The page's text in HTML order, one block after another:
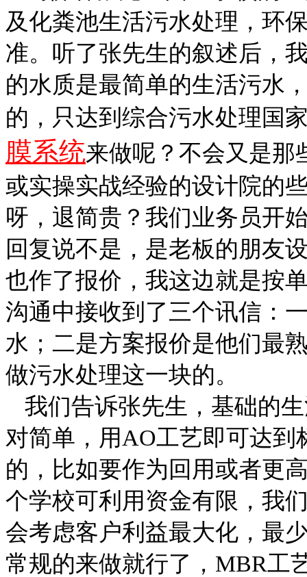
及化粪池生活污水处理，环
准。听了张先生的叙述后，
的水质是最简单的生活污水
的，只达到综合污水处理国
膜系统来做呢？不会又是那
或实操实战经验的设计院的
呀，退简贵？我们业务员开
回复说不是，是老板的朋友
也作了报价，我这边就是按
沟通中接收到了三个讯信：
水；二是方案报价是他们最
做污水处理这一块的。
我们告诉张先生，基础的
对简单，用 AO工艺即可达到
的，比如要作为回用或者更
个学校可利用资金有限，我
会考虑客户利益最大化，最
常规的来做就行了， MBR工